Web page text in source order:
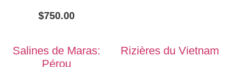
$750.00
Salines de Maras:
Pérou
Rizières du Vietnam